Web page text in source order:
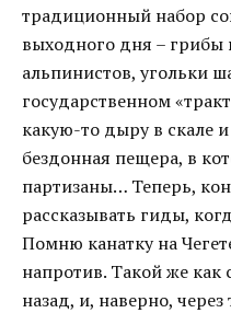
традиционный набор
выходного дня – грибы
альпинистов, угольки
государственном
какую-то дыру в скале
бездонная пещера, в
партизаны… Теперь,
рассказывать гиды,
Помню канатку на
напротив. Такой же как
назад, и, наверно,